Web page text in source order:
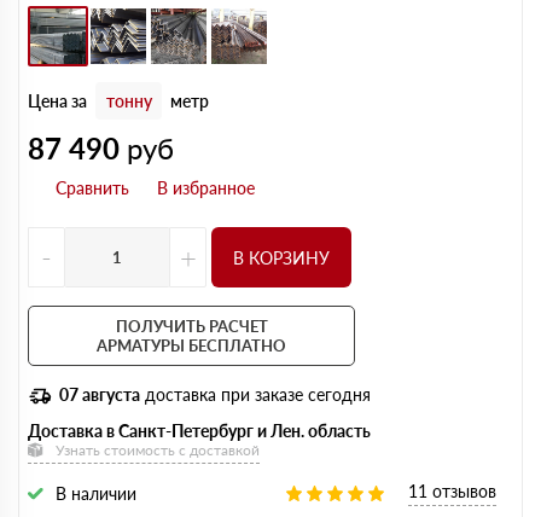
Цена за тонну метр
87 490 руб
- + В КОРЗИНУ
ПОЛУЧИТЬ РАСЧЕТ
АРМАТУРЫ БЕСПЛАТНО
07 августа доставка при заказе сегодня
Доставка в Санкт-Петербург и Лен. область
Узнать стоимость с доставкой
В наличии 11 отзывов